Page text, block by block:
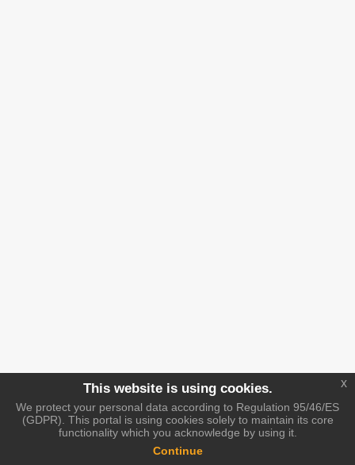
This website is using cookies.
We protect your personal data according to Regulation 95/46/ES
(GDPR). This portal is using cookies solely to maintain its core
functionality which you acknowledge by using it.
Continue
x